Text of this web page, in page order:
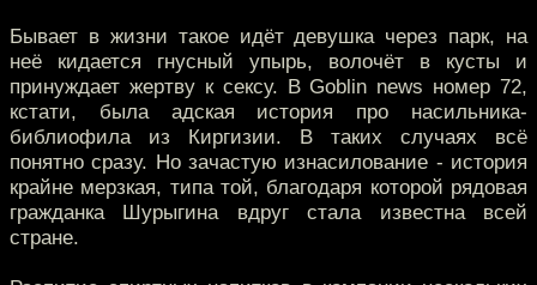
Бывает в жизни такое идёт девушка через парк, на
неё кидается гнусный упырь, волочёт в кусты и
принуждает жертву к сексу. В Goblin news номер 72,
кстати, была адская история про насильника-
библиофила из Киргизии. В таких случаях всё
понятно сразу. Но зачастую изнасилование - история
крайне мерзкая, типа той, благодаря которой рядовая
гражданка Шурыгина вдруг стала известна всей
стране.